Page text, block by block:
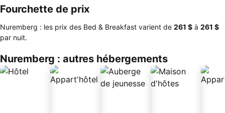
Fourchette de prix
Nuremberg : les prix des Bed & Breakfast varient de ‎261 $ à ‎261 $
par nuit.
Nuremberg : autres hébergements